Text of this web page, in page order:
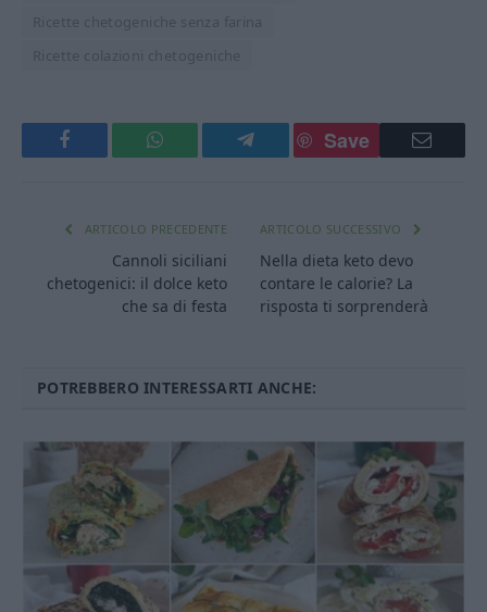
Ricette chetogeniche senza farina
Ricette colazioni chetogeniche
Facebook WhatsApp Telegram
Save
Email
ARTICOLO PRECEDENTE
Cannoli siciliani
chetogenici: il dolce keto
che sa di festa
ARTICOLO SUCCESSIVO
Nella dieta keto devo
contare le calorie? La
risposta ti sorprenderà
POTREBBERO INTERESSARTI ANCHE: